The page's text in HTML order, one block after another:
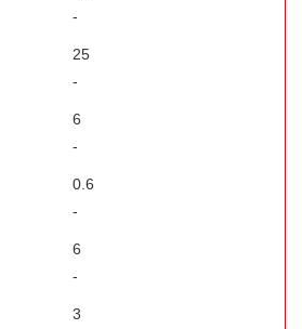
-
25
-
6
-
0.6
-
6
-
3